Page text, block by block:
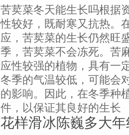
苦荬菜冬天能生长吗根据
性较好，既耐寒又抗热。
应，苦荬菜的生长仍然旺
季，苦荬菜不会冻死。苦
应性较强的植物，具有一
冬季的气温较低，可能会
的影响。因此，在冬季种
件，以保证其良好的生长
花样滑冰陈巍多大